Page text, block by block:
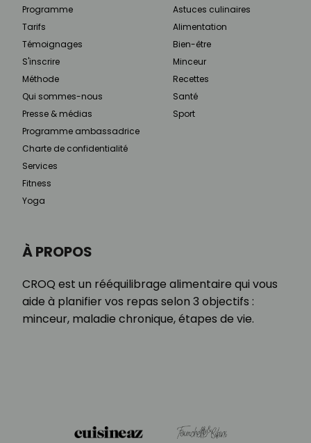
À PROPOS
CROQ est un rééquilibrage alimentaire qui vous
aide à planifier vos repas selon 3 objectifs :
minceur, maladie chronique, étapes de vie.
Programme
Tarifs
Témoignages
S'inscrire
Méthode
Qui sommes-nous
Presse & médias
Programme ambassadrice
Charte de confidentialité
Services
Fitness
Yoga
Astuces culinaires
Alimentation
Bien-être
Minceur
Recettes
Santé
Sport